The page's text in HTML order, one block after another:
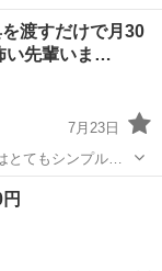
渡すだけで月30
い先輩いま…
7月23日
】 最初はとてもシンプル…